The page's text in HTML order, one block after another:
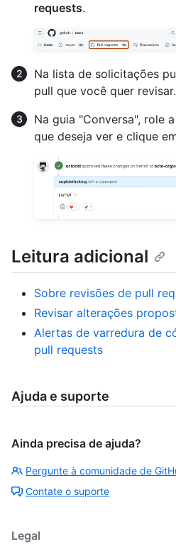
requests.
Na lista de solicitações
pull que você quer revisar.
Na guia "Conversa", role
que deseja ver e clique
Leitura adicional
Sobre revisões de pull
Revisar alterações
Alertas de varredura de
pull requests
Ajuda e suporte
Ainda precisa de ajuda?
Pergunte à comunidade de
Contate o suporte
Legal